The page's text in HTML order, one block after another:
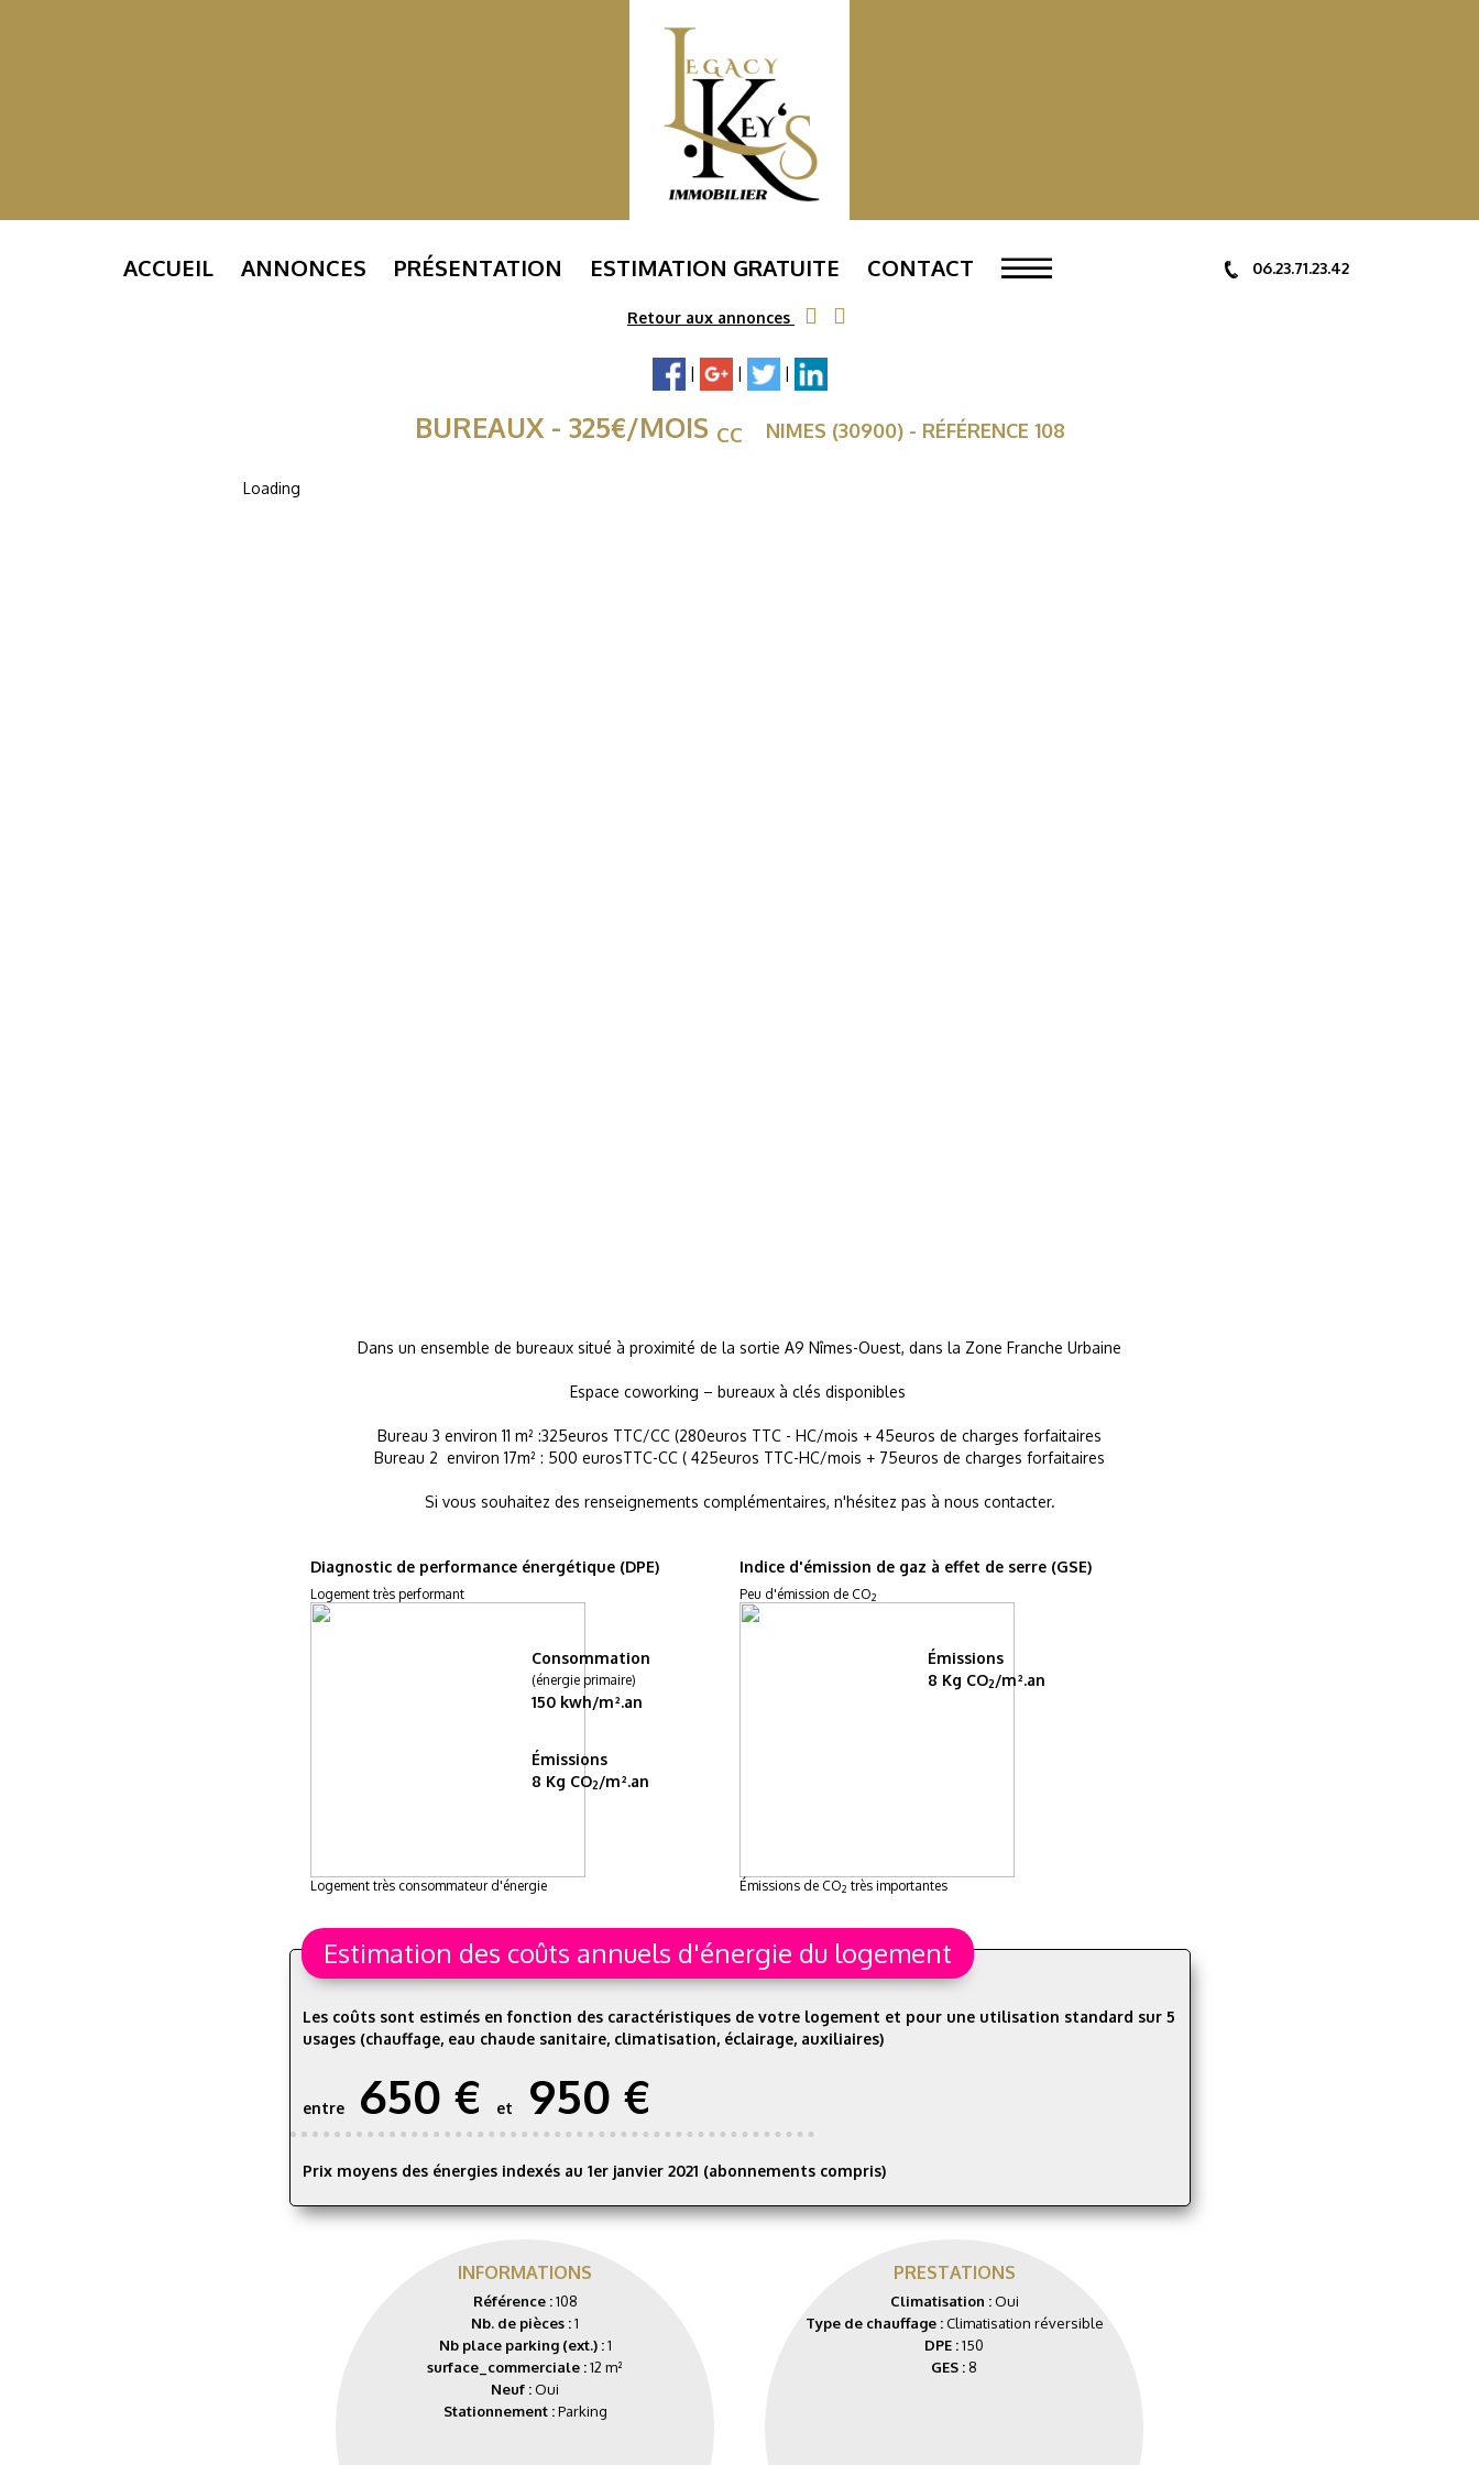
ACCUEIL ANNONCES PRÉSENTATION ESTIMATION GRATUITE CONTACT 06.23.71.23.42
Retour aux annonces
| | |
BUREAUX - 325€/MOIS CC NIMES (30900) - RÉFÉRENCE 108
Loading
Dans un ensemble de bureaux situé à proximité de la sortie A9 Nîmes-Ouest, dans la Zone Franche Urbaine
Espace coworking – bureaux à clés disponibles
Bureau 3 environ 11 m² :325euros TTC/CC (280euros TTC - HC/mois + 45euros de charges forfaitaires
Bureau 2 environ 17m² : 500 eurosTTC-CC ( 425euros TTC-HC/mois + 75euros de charges forfaitaires
Si vous souhaitez des renseignements complémentaires, n'hésitez pas à nous contacter.
Diagnostic de performance énergétique (DPE)
Logement très performant
Logement très consommateur d'énergie
Consommation
(énergie primaire)
150 kwh/m².an
Émissions
8 Kg CO2/m².an
Indice d'émission de gaz à effet de serre (GSE)
Peu d'émission de CO2
Émissions de CO2 très importantes
Émissions
8 Kg CO2/m².an
Estimation des coûts annuels d'énergie du logement
Les coûts sont estimés en fonction des caractéristiques de votre logement et pour une utilisation standard sur 5
usages (chauffage, eau chaude sanitaire, climatisation, éclairage, auxiliaires)
entre 650 € et 950 €
Prix moyens des énergies indexés au 1er janvier 2021 (abonnements compris)
INFORMATIONS
Référence :108
Nb. de pièces :1
Nb place parking (ext.) :1
surface_commerciale :12 m²
Neuf :Oui
Stationnement :Parking
PRESTATIONS
Climatisation :Oui
Type de chauffage :Climatisation réversible
DPE :150
GES :8